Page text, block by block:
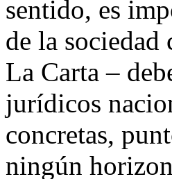
sentido, es
de la
La Carta –
jurídicos
concretas,
ningún